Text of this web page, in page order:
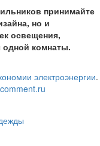
принимайте
но и
освещения,
одной комнаты.
электроэнергии.